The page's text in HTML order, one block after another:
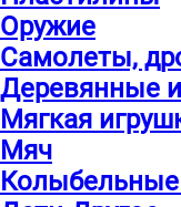
Оружие
Самолеты,
Деревянные
Мягкая
Мяч